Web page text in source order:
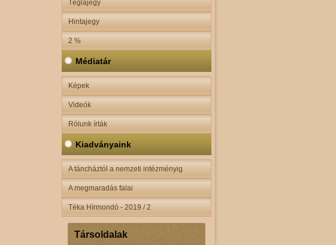
Téglajegy
Hintajegy
2 %
Médiatár
Képek
Videók
Rólunk írták
Kiadványaink
A táncháztól a nemzeti intézményig
A megmaradás falai
Téka Hírmondó - 2019 / 2
Társoldalak